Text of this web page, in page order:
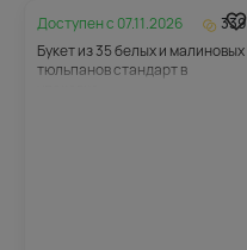
Доступен с 07.11.2026
339
Букет из 35 белых и малиновых
тюльпанов стандарт в